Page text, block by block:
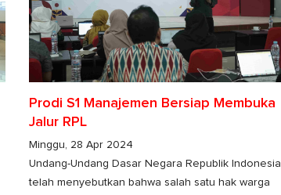
Prodi S1 Manajemen Bersiap Membuka
Jalur RPL
Minggu, 28 Apr 2024
Undang-Undang Dasar Negara Republik Indonesia
telah menyebutkan bahwa salah satu hak warga